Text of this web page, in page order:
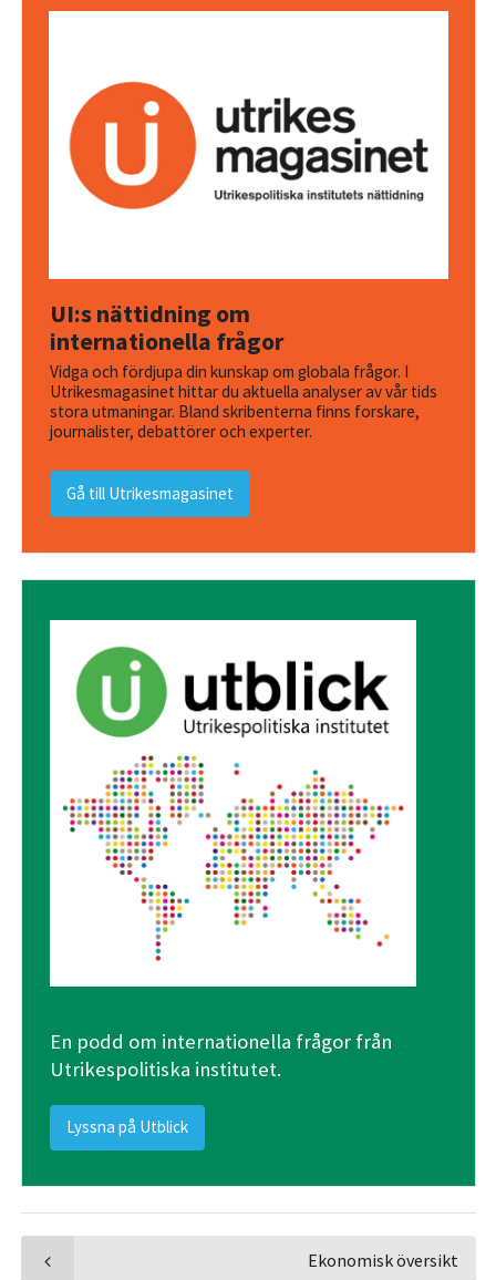
UI:s nättidning om
internationella frågor
Vidga och fördjupa din kunskap om globala frågor. I
Utrikesmagasinet hittar du aktuella analyser av vår tids
stora utmaningar. Bland skribenterna finns forskare,
journalister, debattörer och experter.
Gå till Utrikesmagasinet
En podd om internationella frågor från
Utrikespolitiska institutet.
Lyssna på Utblick
Ekonomisk översikt